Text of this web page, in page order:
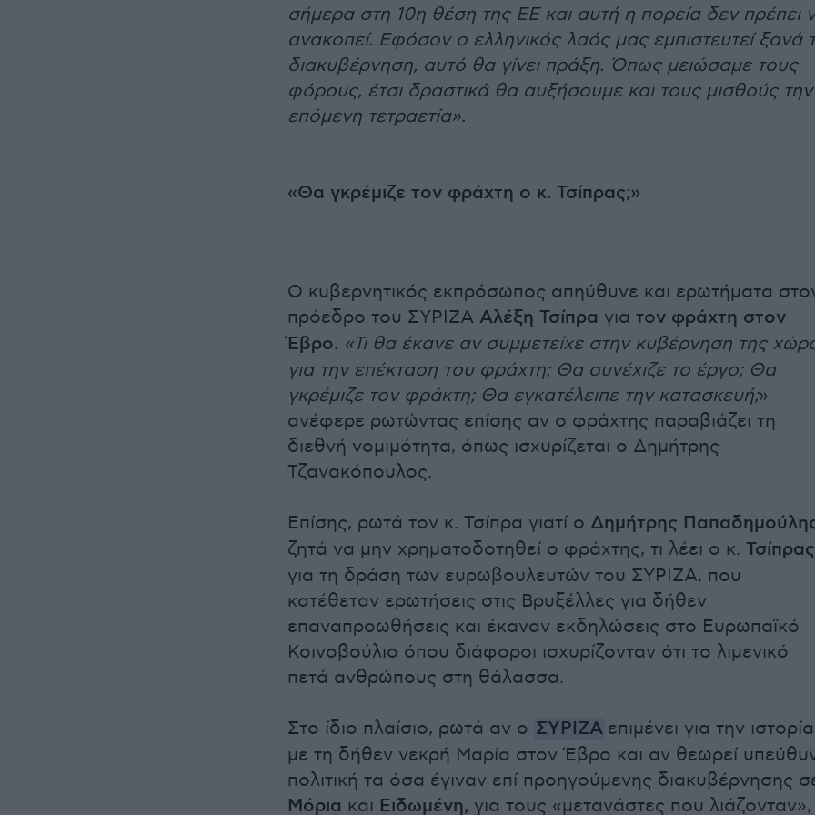
σήμερα στη 10η θέση της ΕΕ και αυτή η πορεία δεν πρέπει
ανακοπεί. Εφόσον ο ελληνικός λαός μας εμπιστευτεί ξανά
διακυβέρνηση, αυτό θα γίνει πράξη. Όπως μειώσαμε τους
φόρους, έτσι δραστικά θα αυξήσουμε και τους μισθούς την
επόμενη τετραετία».
«Θα γκρέμιζε τον φράχτη ο κ. Τσίπρας;»
Ο κυβερνητικός εκπρόσωπος απηύθυνε και ερωτήματα
πρόεδρο του ΣΥΡΙΖΑ Αλέξη Τσίπρα για τον φράχτη στον
Έβρο. «Τι θα έκανε αν συμμετείχε στην κυβέρνηση της
για την επέκταση του φράχτη; Θα συνέχιζε το έργο; Θα
γκρέμιζε τον φράκτη; Θα εγκατέλειπε την κατασκευή;»
ανέφερε ρωτώντας επίσης αν ο φράχτης παραβιάζει τη
διεθνή νομιμότητα, όπως ισχυρίζεται ο Δημήτρης
Τζανακόπουλος.
Επίσης, ρωτά τον κ. Τσίπρα γιατί ο Δημήτρης
ζητά να μην χρηματοδοτηθεί ο φράχτης, τι λέει ο κ. Τσίπρας
για τη δράση των ευρωβουλευτών του ΣΥΡΙΖΑ, που
κατέθεταν ερωτήσεις στις Βρυξέλλες για δήθεν
επαναπροωθήσεις και έκαναν εκδηλώσεις στο Ευρωπαϊκό
Κοινοβούλιο όπου διάφοροι ισχυρίζονταν ότι το λιμενικό
πετά ανθρώπους στη θάλασσα.
Στο ίδιο πλαίσιο, ρωτά αν ο ΣΥΡΙΖΑ επιμένει για την ιστορία
με τη δήθεν νεκρή Μαρία στον Έβρο και αν θεωρεί
πολιτική τα όσα έγιναν επί προηγούμενης διακυβέρνησης
Μόρια και Ειδωμένη, για τους «μετανάστες που λιάζονταν»,